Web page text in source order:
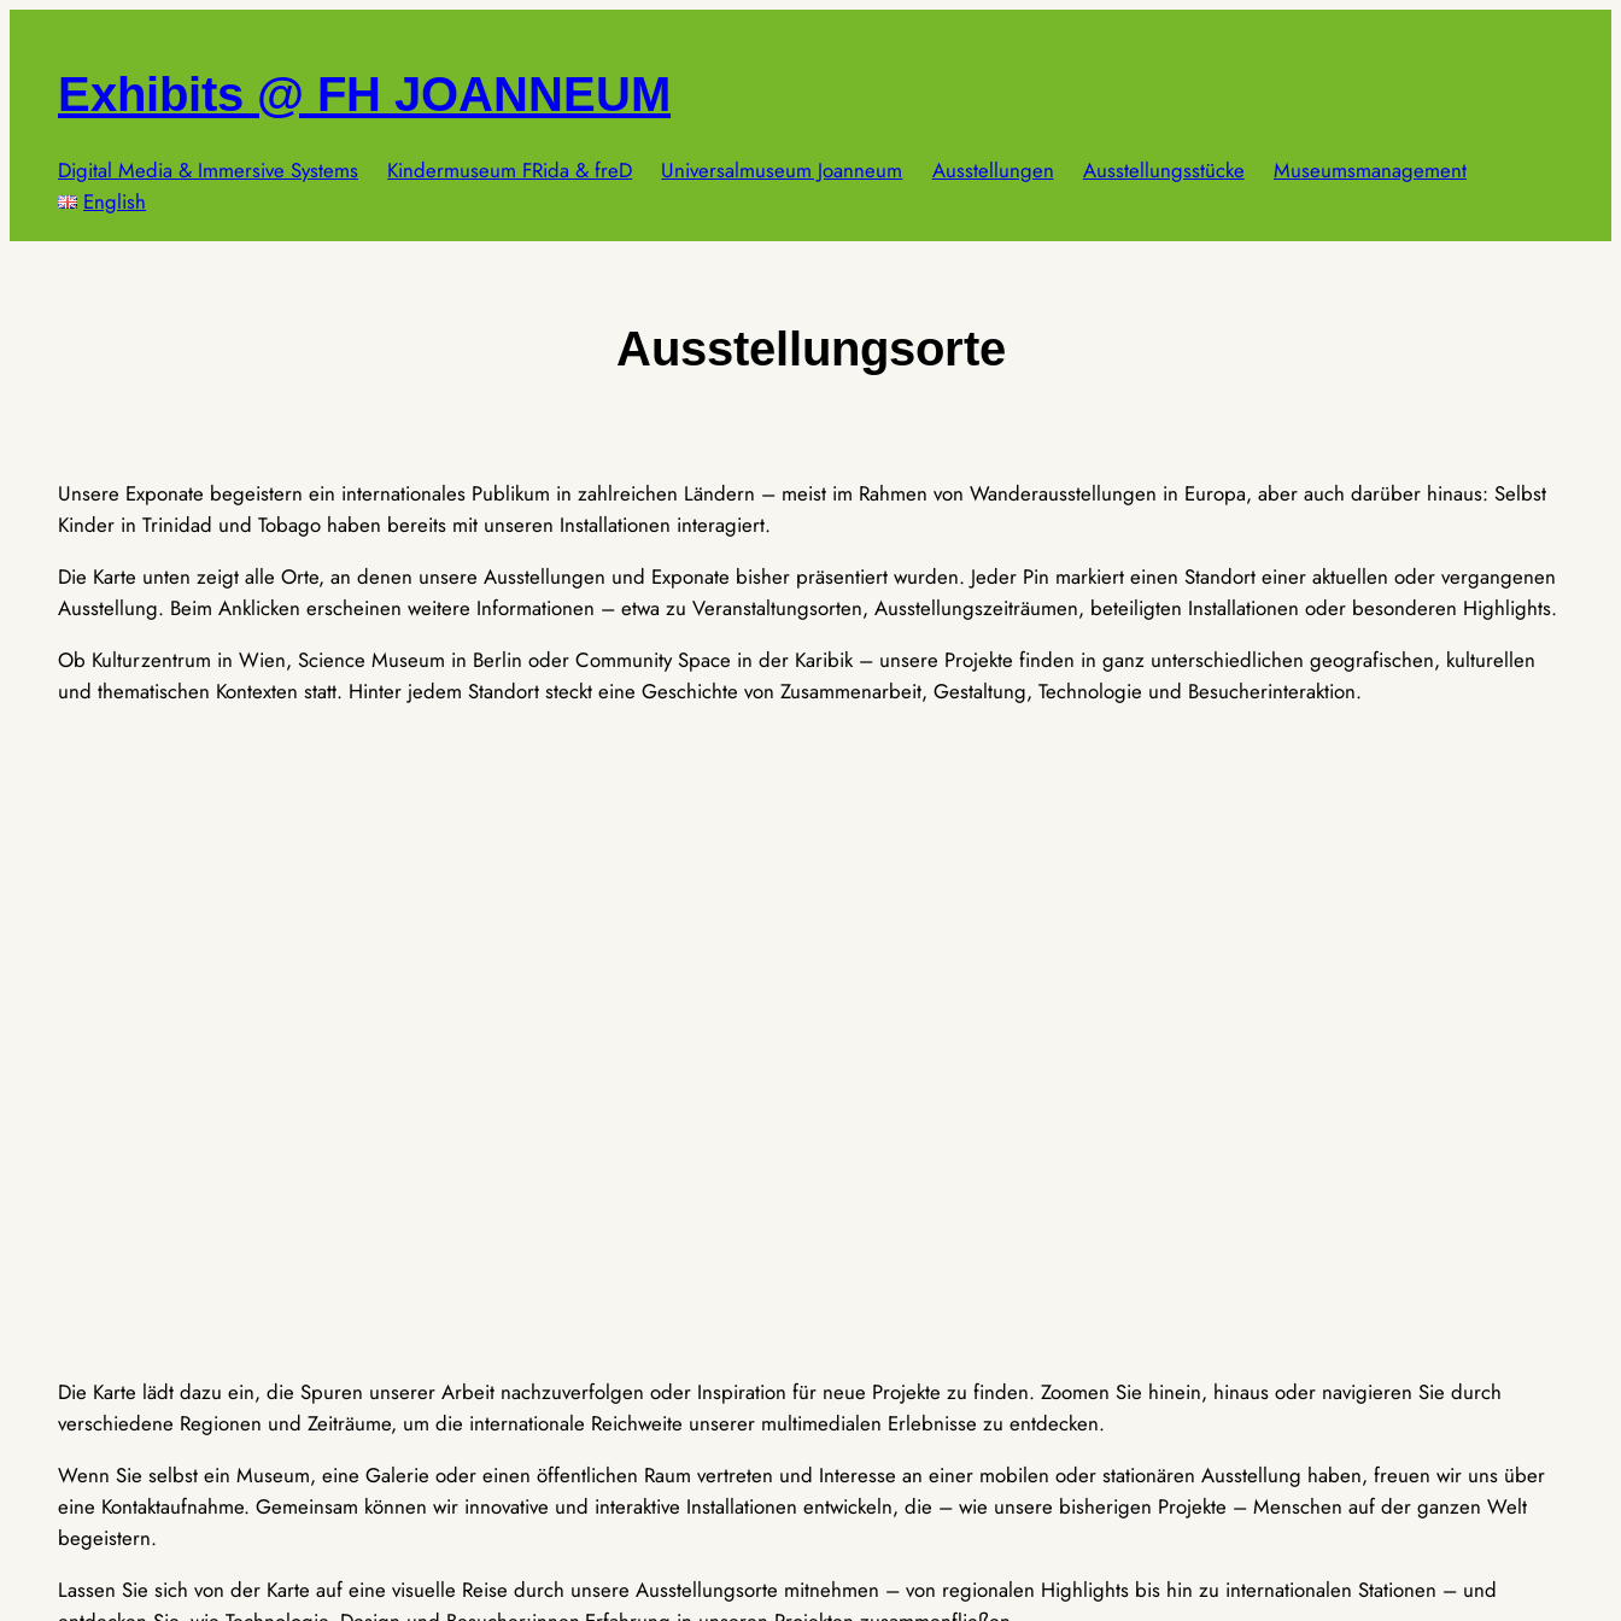
springenExhibits @ FH JOANNEUM
Digital Media & Immersive Systems Kindermuseum FRida & freD Universalmuseum Joanneum Ausstellungen Ausstellungsstücke
Museumsmanagement
English
Ausstellungsorte
Unsere Exponate begeistern ein internationales Publikum in zahlreichen Ländern – meist im Rahmen von Wanderausstellungen in Europa, aber auch darüber hinaus: Selbst
Kinder in Trinidad und Tobago haben bereits mit unseren Installationen interagiert.
Die Karte unten zeigt alle Orte, an denen unsere Ausstellungen und Exponate bisher präsentiert wurden. Jeder Pin markiert einen Standort einer aktuellen oder vergangenen
Ausstellung. Beim Anklicken erscheinen weitere Informationen – etwa zu Veranstaltungsorten, Ausstellungszeiträumen, beteiligten Installationen oder besonderen Highlights.
Ob Kulturzentrum in Wien, Science Museum in Berlin oder Community Space in der Karibik – unsere Projekte finden in ganz unterschiedlichen geografischen, kulturellen
und thematischen Kontexten statt. Hinter jedem Standort steckt eine Geschichte von Zusammenarbeit, Gestaltung, Technologie und Besucherinteraktion.
Die Karte lädt dazu ein, die Spuren unserer Arbeit nachzuverfolgen oder Inspiration für neue Projekte zu finden. Zoomen Sie hinein, hinaus oder navigieren Sie durch
verschiedene Regionen und Zeiträume, um die internationale Reichweite unserer multimedialen Erlebnisse zu entdecken.
Wenn Sie selbst ein Museum, eine Galerie oder einen öffentlichen Raum vertreten und Interesse an einer mobilen oder stationären Ausstellung haben, freuen wir uns über
eine Kontaktaufnahme. Gemeinsam können wir innovative und interaktive Installationen entwickeln, die – wie unsere bisherigen Projekte – Menschen auf der ganzen Welt
begeistern.
Lassen Sie sich von der Karte auf eine visuelle Reise durch unsere Ausstellungsorte mitnehmen – von regionalen Highlights bis hin zu internationalen Stationen – und